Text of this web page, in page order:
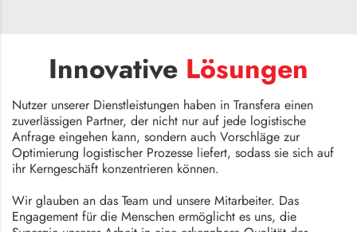
Innovative Lösungen
Nutzer unserer Dienstleistungen haben in Transfera einen
zuverlässigen Partner, der nicht nur auf jede logistische
Anfrage eingehen kann, sondern auch Vorschläge zur
Optimierung logistischer Prozesse liefert, sodass sie sich auf
ihr Kerngeschäft konzentrieren können.
Wir glauben an das Team und unsere Mitarbeiter. Das
Engagement für die Menschen ermöglicht es uns, die